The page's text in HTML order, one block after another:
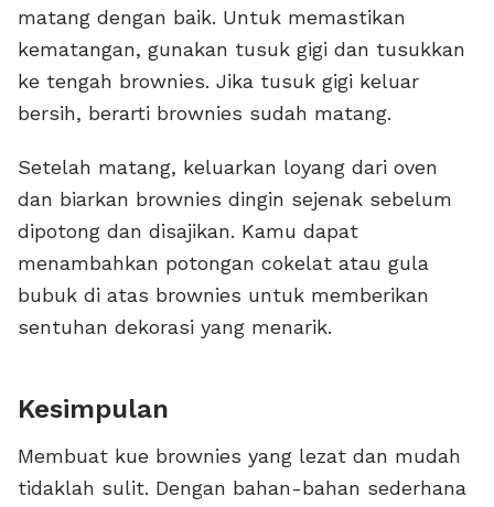
matang dengan baik. Untuk memastikan
kematangan, gunakan tusuk gigi dan tusukkan
ke tengah brownies. Jika tusuk gigi keluar
bersih, berarti brownies sudah matang.
Setelah matang, keluarkan loyang dari oven
dan biarkan brownies dingin sejenak sebelum
dipotong dan disajikan. Kamu dapat
menambahkan potongan cokelat atau gula
bubuk di atas brownies untuk memberikan
sentuhan dekorasi yang menarik.
Kesimpulan
Membuat kue brownies yang lezat dan mudah
tidaklah sulit. Dengan bahan-bahan sederhana